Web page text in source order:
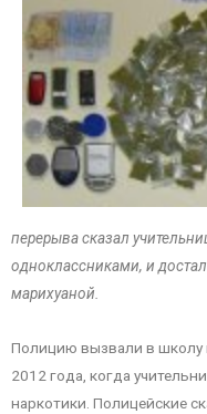
перерыва сказал
одноклассниками, и
марихуаной.
Полицию вызвали в школу
2012 года, когда
наркотики. Полицейские